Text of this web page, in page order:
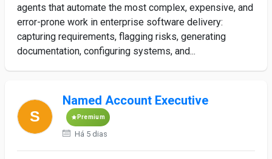
agents that automate the most complex, expensive, and
error-prone work in enterprise software delivery:
capturing requirements, flagging risks, generating
documentation, configuring systems, and...
Named Account Executive
Premium
Há 5 dias